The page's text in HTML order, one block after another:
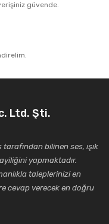
güvende.
Ltd. Şti.
bilinen ses, ışık
yapmaktadır.
taleplerinizi en
cevap verecek en doğru